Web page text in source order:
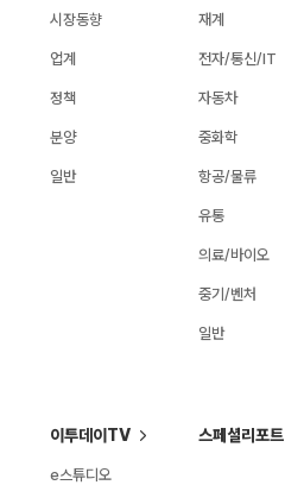
시장동향
업계
정책
분양
일반
재계
전자/통신/IT
자동차
중화학
항공/물류
유통
의료/바이오
중기/벤처
일반
이투데이TV
e스튜디오
스페셜리포트